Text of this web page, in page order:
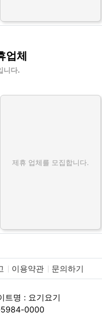
업체
니다.
제휴 업체를 모집합니다.
이용약관 문의하기
트명 : 요기요기
0000